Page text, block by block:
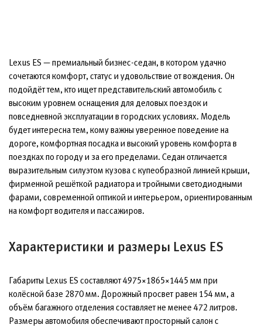
Lexus ES — премиальный бизнес-седан, в котором удачно
сочетаются комфорт, статус и удовольствие от вождения. Он
подойдёт тем, кто ищет представительский автомобиль с
высоким уровнем оснащения для деловых поездок и
повседневной эксплуатации в городских условиях. Модель
будет интересна тем, кому важны уверенное поведение на
дороге, комфортная посадка и высокий уровень комфорта в
поездках по городу и за его пределами. Седан отличается
выразительным силуэтом кузова с купеобразной линией крыши,
фирменной решёткой радиатора и тройными светодиодными
фарами, современной оптикой и интерьером, ориентированным
на комфорт водителя и пассажиров.
Характеристики и размеры Lexus ES
Габариты Lexus ES составляют 4975×1865×1445 мм при
колёсной базе 2870 мм. Дорожный просвет равен 154 мм, а
объём багажного отделения составляет не менее 472 литров.
Размеры автомобиля обеспечивают просторный салон с